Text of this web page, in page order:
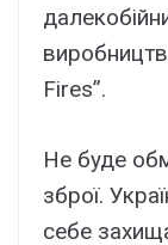
Fires”.
Не буде
зброї.
себе